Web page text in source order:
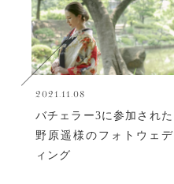
2021.11.08
バチェラー3に参加された
野原遥様のフォトウェデ
ィング